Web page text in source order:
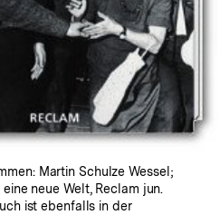
Martin Schulze Wessel;
neue Welt, Reclam jun.
ist ebenfalls in der